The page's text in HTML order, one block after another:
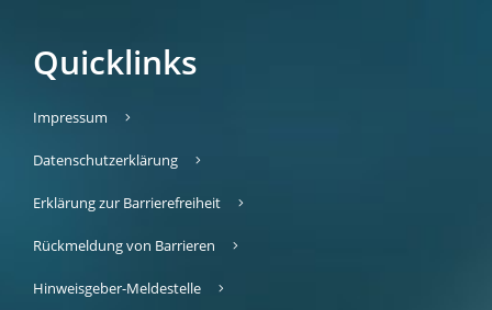
Quicklinks
Impressum
Datenschutzerklärung
Erklärung zur Barrierefreiheit
Rückmeldung von Barrieren
Hinweisgeber-Meldestelle